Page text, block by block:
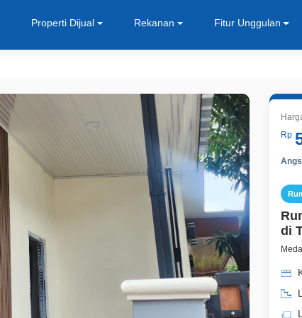
Properti Dijual Rekanan Fitur Unggulan
Rp
di